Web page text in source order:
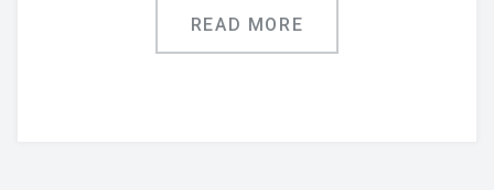
READ MORE